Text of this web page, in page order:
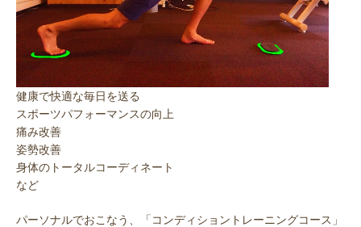
健康で快適な毎日を送る
スポーツパフォーマンスの向上
痛み改善
姿勢改善
身体のトータルコーディネート
など
パーソナルでおこなう、「コンディショントレーニングコース」